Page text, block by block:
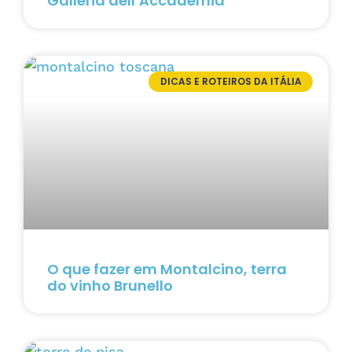
DICAS E ROTEIROS DA ITÁLIA
O que fazer em Montalcino, terra
do vinho Brunello